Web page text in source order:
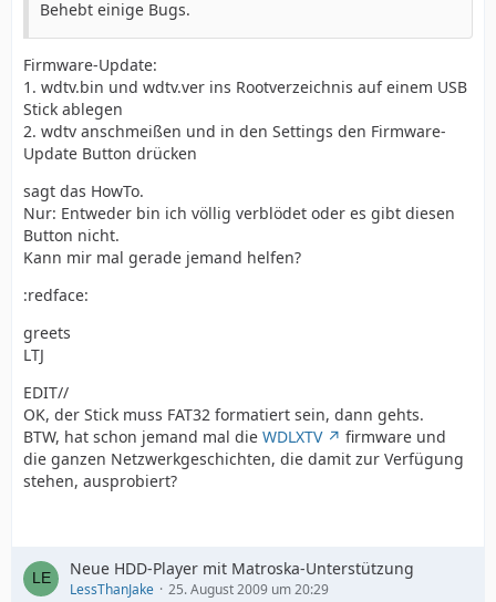
Behebt einige Bugs.
Firmware-Update:
1. wdtv.bin und wdtv.ver ins Rootverzeichnis auf einem USB
Stick ablegen
2. wdtv anschmeißen und in den Settings den Firmware-
Update Button drücken
sagt das HowTo.
Nur: Entweder bin ich völlig verblödet oder es gibt diesen
Button nicht.
Kann mir mal gerade jemand helfen?
:redface:
greets
LTJ
EDIT//
OK, der Stick muss FAT32 formatiert sein, dann gehts.
BTW, hat schon jemand mal die WDLXTV
firmware und
die ganzen Netzwerkgeschichten, die damit zur Verfügung
stehen, ausprobiert?
Neue HDD-Player mit Matroska-Unterstützung
LessThanJake 25. August 2009 um 20:29